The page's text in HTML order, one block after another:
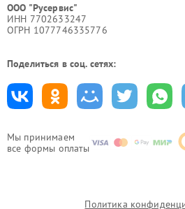
Мы принимаем
все формы оплаты
ООО "Русервис"
ИНН 7702633247
ОГРН 1077746335776
Поделиться в соц. сетях:
Политика